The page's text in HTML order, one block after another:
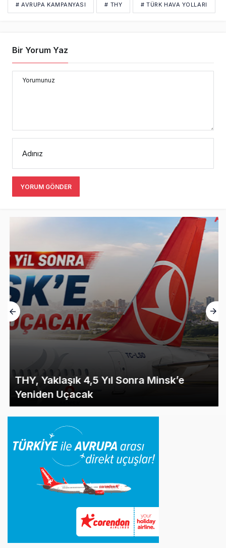
# AVRUPA KAMPANYASI # THY # TÜRK HAVA YOLLARI
Bir Yorum Yaz
Yorumunuz
Adınız
YORUM GÖNDER
THY, Yaklaşık 4,5 Yıl Sonra Minsk’e
Yeniden Uçacak